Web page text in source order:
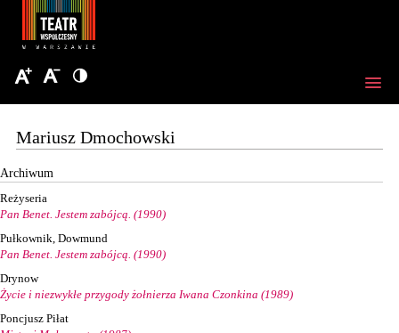
Mariusz Dmochowski
Archiwum
Reżyseria
Pan Benet. Jestem zabójcą. (1990)
Pułkownik, Dowmund
Pan Benet. Jestem zabójcą. (1990)
Drynow
Życie i niezwykłe przygody żołnierza Iwana Czonkina (1989)
Poncjusz Piłat